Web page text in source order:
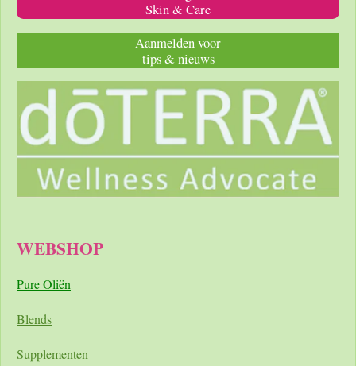
Skin & Care
Aanmelden voor
tips & nieuws
WEBSHOP
Pure Oliën
Blends
Supplementen